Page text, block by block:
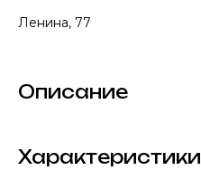
Ленина, 77
Описание
Характеристики